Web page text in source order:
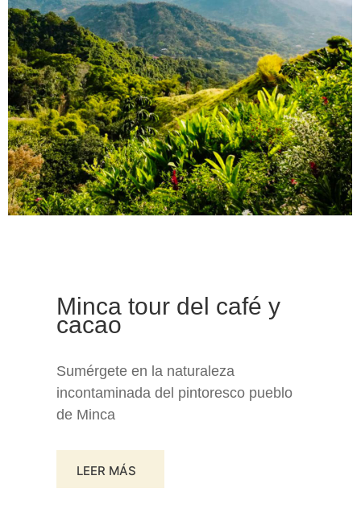
Minca tour del café y
cacao
Sumérgete en la naturaleza
incontaminada del pintoresco pueblo
de Minca
LEER MÁS